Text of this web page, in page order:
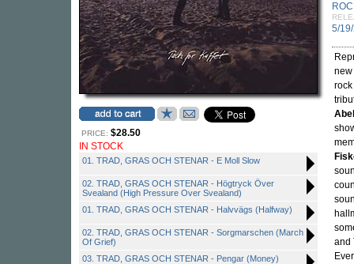
PRICE: $28.50
IN STOCK
01. TRAD, GRAS OCH STENAR - E Moll Slow
02. TRAD, GRAS OCH STENAR - Högtryck Över
Svealand (High Pressure Over Svealand)
01. TRAD, GRAS OCH STENAR - Halvvägs (Halfway)
02. TRAD, GRAS OCH STENAR - Sorgmarschen (March
Of Grief)
03. TRAD, GRAS OCH STENAR - Pengar (Money)
5/
new
and